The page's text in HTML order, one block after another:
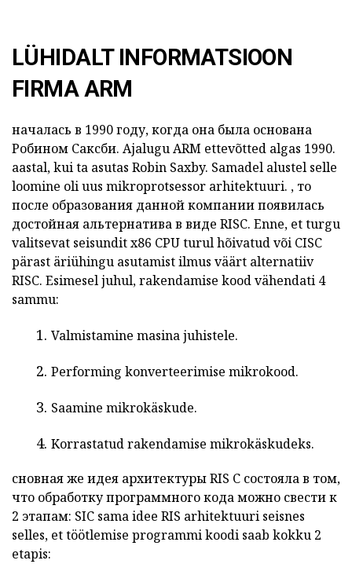
LÜHIDALT INFORMATSIOON
FIRMA ARM
началась в 1990 году, когда она была основана
Робином Саксби. AjaluguARM ettevõtted algas 1990.
aastal, kui ta asutas Robin Saxby. Samadel alustel selle
loomine oli uus mikroprotsessor arhitektuuri. , то
после образования данной компании появилась
достойная альтернатива в виде RISC. Enne, et turgu
valitsevat seisundit x86 CPU turul hõivatud või CISC
pärast äriühingu asutamist ilmus väärt alternatiiv
RISC. Esimesel juhul, rakendamise kood vähendati 4
sammu:
Valmistamine masina juhistele.
Performing konverteerimise mikrokood.
Saamine mikrokäskude.
Korrastatud rakendamise mikrokäskudeks.
сновная же идея архитектурыRIS С состояла в том,
что обработку программного кода можно свести к
2 этапам: SIC sama idee RIS arhitektuuri seisnes
selles, et töötlemise programmi koodi saab kokku 2
etapis: